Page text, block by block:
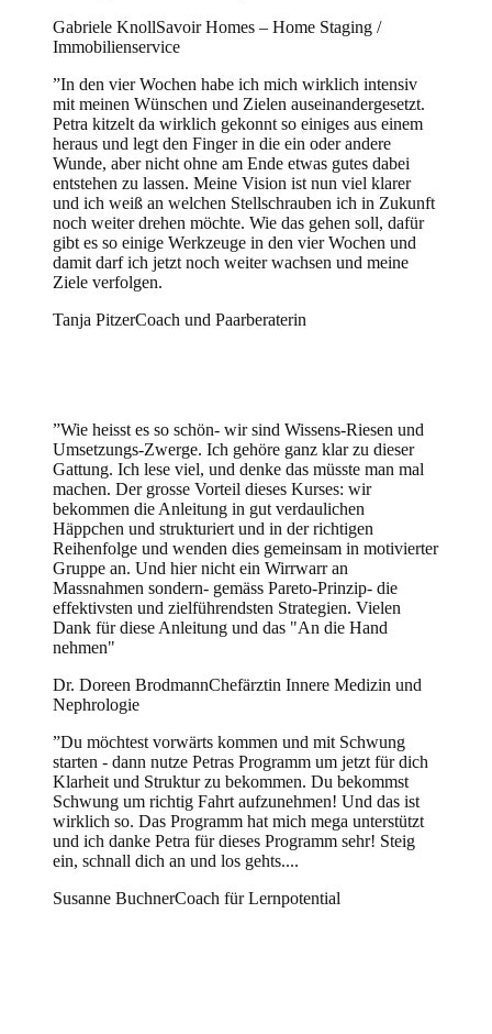
Gabriele KnollSavoir Homes – Home Staging /
Immobilienservice
”In den vier Wochen habe ich mich wirklich intensiv
mit meinen Wünschen und Zielen auseinandergesetzt.
Petra kitzelt da wirklich gekonnt so einiges aus einem
heraus und legt den Finger in die ein oder andere
Wunde, aber nicht ohne am Ende etwas gutes dabei
entstehen zu lassen. Meine Vision ist nun viel klarer
und ich weiß an welchen Stellschrauben ich in Zukunft
noch weiter drehen möchte. Wie das gehen soll, dafür
gibt es so einige Werkzeuge in den vier Wochen und
damit darf ich jetzt noch weiter wachsen und meine
Ziele verfolgen.
Tanja PitzerCoach und Paarberaterin
”Wie heisst es so schön- wir sind Wissens-Riesen und
Umsetzungs-Zwerge. Ich gehöre ganz klar zu dieser
Gattung. Ich lese viel, und denke das müsste man mal
machen. Der grosse Vorteil dieses Kurses: wir
bekommen die Anleitung in gut verdaulichen
Häppchen und strukturiert und in der richtigen
Reihenfolge und wenden dies gemeinsam in motivierter
Gruppe an. Und hier nicht ein Wirrwarr an
Massnahmen sondern- gemäss Pareto-Prinzip- die
effektivsten und zielführendsten Strategien. Vielen
Dank für diese Anleitung und das "An die Hand
nehmen"
Dr. Doreen BrodmannChefärztin Innere Medizin und
Nephrologie
”Du möchtest vorwärts kommen und mit Schwung
starten - dann nutze Petras Programm um jetzt für dich
Klarheit und Struktur zu bekommen. Du bekommst
Schwung um richtig Fahrt aufzunehmen! Und das ist
wirklich so. Das Programm hat mich mega unterstützt
und ich danke Petra für dieses Programm sehr! Steig
ein, schnall dich an und los gehts....
Susanne BuchnerCoach für Lernpotential